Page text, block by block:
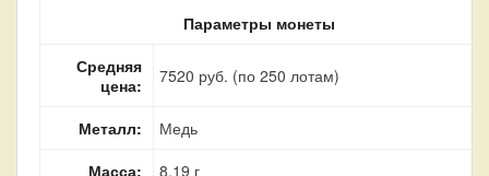
Параметры монеты
Средняя
цена:
7520 руб. (по 250 лотам)
Металл:
Медь
Масса:
8,19 г